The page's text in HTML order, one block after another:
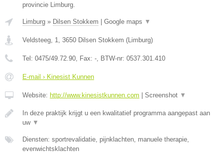
provincie Limburg.
Limburg » Dilsen Stokkem Google maps ▼
Veldsteeg, 1 3650 Dilsen Stokkem ( Limburg)
Tel: 0475/49.72.90 , Fax: - , BTW-nr: 0537.301.410
E-mail › Kinesist Kunnen
Website: http://www.kinesistkunnen.com Screenshot ▼
In deze praktijk krijgt u een kwalitatief programma aangepast aan
uw ▼
Diensten: sportrevalidatie, pijnklachten, manuele therapie,
evenwichtsklachten